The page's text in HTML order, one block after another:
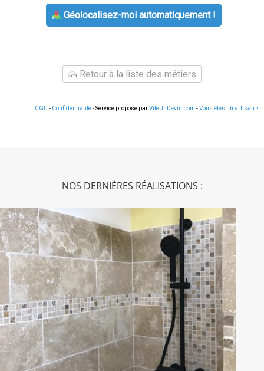
Géolocalisez-moi automatiquement !
Retour à la liste des métiers
CGU - Confidentialité- Service proposé parViteUnDevis.com -Vous êtes un artisan ?
NOS DERNIÈRES RÉALISATIONS :